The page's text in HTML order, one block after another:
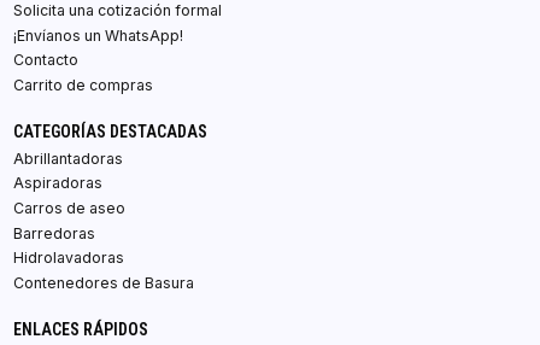
Solicita una cotización formal
¡Envíanos un WhatsApp!
Contacto
Carrito de compras
CATEGORÍAS DESTACADAS
Abrillantadoras
Aspiradoras
Carros de aseo
Barredoras
Hidrolavadoras
Contenedores de Basura
ENLACES RÁPIDOS